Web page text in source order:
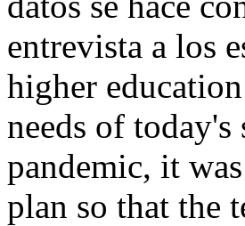
entrevista a los
higher
needs of
pandemic, it
plan so that the